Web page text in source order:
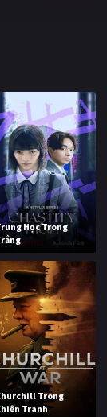
Học Trong
Trong
Tranh